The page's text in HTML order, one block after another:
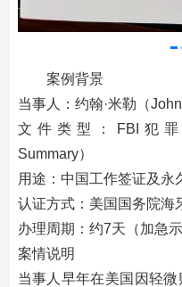
案例背景
当事人：约翰·米勒（
文件类型：FBI犯罪
Summary）
用途：中国工作签证及永
认证方式：美国国务院海
办理周期：约7天（加急示
案情说明
当事人早年在美国因轻